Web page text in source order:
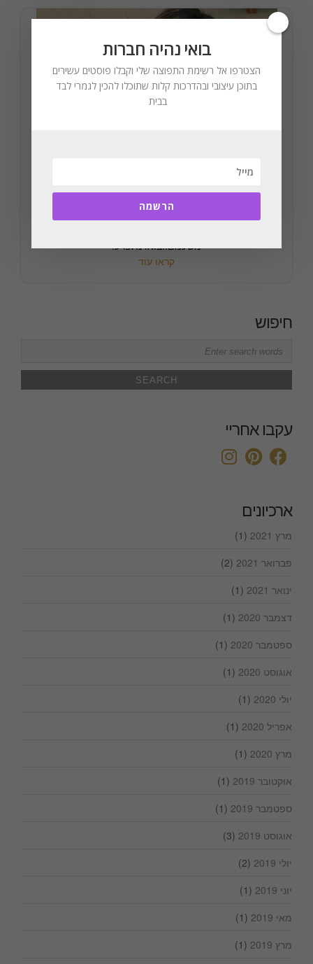
משעמם..בואו נתפרע!
קראו עוד
חיפוש
Search
עקבו אחריי
ארכיונים
מרץ 2021
(1)
פברואר 2021
(2)
ינואר 2021
(1)
דצמבר 2020
(1)
ספטמבר 2020
(1)
אוגוסט 2020
(1)
יולי 2020
(1)
אפריל 2020
(1)
מרץ 2020
(1)
אוקטובר 2019
(1)
ספטמבר 2019
(1)
אוגוסט 2019
(3)
יולי 2019
(2)
יוני 2019
(1)
מאי 2019
(1)
מרץ 2019
(1)
בואי נהיה חברות
הצטרפו אל רשימת התפוצה שלי וקבלו פוסטים עשירים
בתוכן עיצובי ובהדרכות קלות שתוכלו להכין לגמרי לבד
בבית
הרשמה